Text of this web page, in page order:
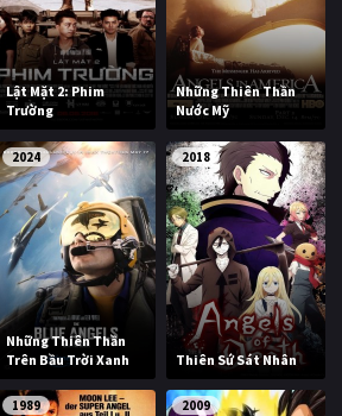
Lật Mặt 2: Phim
Trường
Những Thiên Thần
Nước Mỹ
2024
Những Thiên Thần
Trên Bầu Trời Xanh
2018
Thiên Sứ Sát Nhân
1989 2009